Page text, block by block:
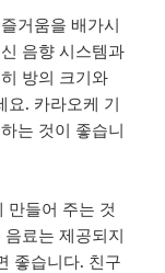
거움을 배가시
음향 시스템과
방의 크기와
요. 카라오케 기
는 것이 좋습니
만들어 주는 것
료는 제공되지
좋습니다. 친구